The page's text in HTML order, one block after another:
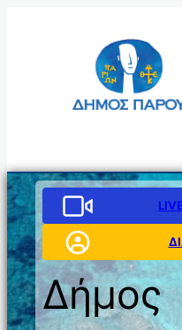
Δήμος